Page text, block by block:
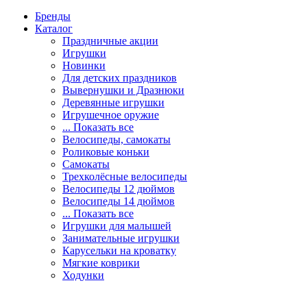
Бренды
Каталог
Праздничные акции
Игрушки
Новинки
Для детских праздников
Вывернушки и Дразнюки
Деревянные игрушки
Игрушечное оружие
... Показать все
Велосипеды, самокаты
Роликовые коньки
Самокаты
Трехколёсные велосипеды
Велосипеды 12 дюймов
Велосипеды 14 дюймов
... Показать все
Игрушки для малышей
Занимательные игрушки
Карусельки на кроватку
Мягкие коврики
Ходунки